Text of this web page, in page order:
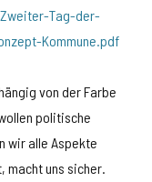
Tag-der-
Kommune.pdf
von der Farbe
politische
wir alle Aspekte
macht uns sicher.